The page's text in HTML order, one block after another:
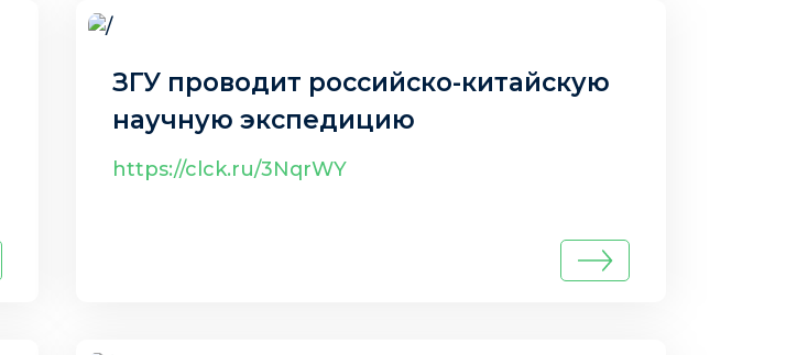
ЗГУ проводит российско-китайскую
научную экспедицию
https://clck.ru/3NqrWY